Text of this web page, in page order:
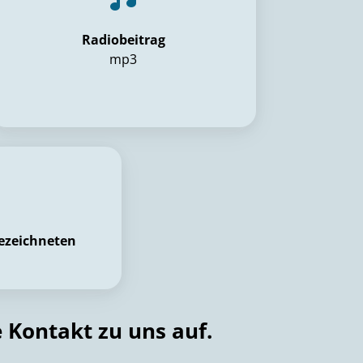
Radiobeitrag
mp3
Kontakt zu uns auf.